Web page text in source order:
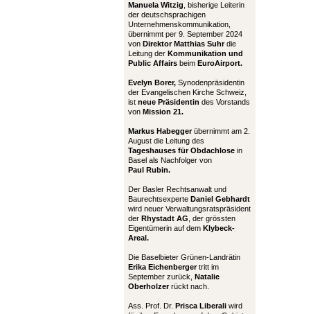
Manuela Witzig , bisherige Leiterin
der deutschsprachigen
Unternehmenskommunikation,
übernimmt per 9. September 2024
von Direktor Matthias Suhrdie
Leitung der Kommunikation und
Public Affairs beim EuroAirport.
Evelyn Borer, Synodenpräsidentin
der Evangelischen Kirche Schweiz,
ist neue Präsidentin des Vorstands
von Mission 21.
Markus Habeggerübernimmt am 2.
August die Leitung des
Tageshauses für Obdachlose in
Basel als Nachfolger von
Paul Rubin.
Der Basler Rechtsanwalt und
Baurechtsexperte Daniel Gebhardt
wird neuer Verwaltungsratspräsident
der Rhystadt AG , der grössten
Eigentümerin auf dem Klybeck-
Areal.
Die Baselbieter Grünen-Landrätin
Erika Eichenbergertritt im
September zurück, Natalie
Oberholzerrückt nach.
Ass. Prof. Dr. Prisca Liberali wird